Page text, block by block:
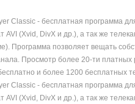
Classic - бесплатная программа
AVI (Xvid, DivX и др.), а так же
Программа позволяет вещать
Просмотр более 20-ти
и более 1200 бесплатных
Classic - бесплатная программа
AVI (Xvid, DivX и др.), а так же